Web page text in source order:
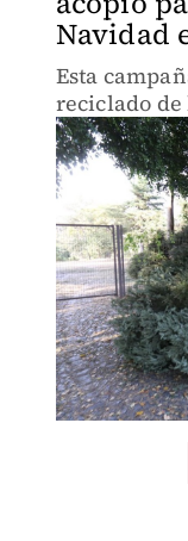
Navidad
Esta
reciclado